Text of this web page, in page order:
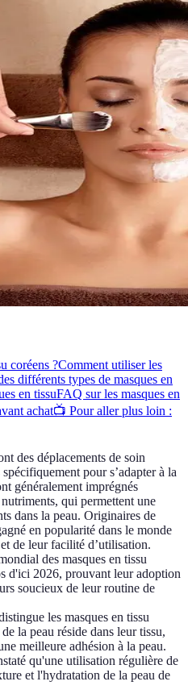
coréens ?Comment utiliser les
différents types de masques en
en tissuFAQ sur les masques en
achat📺 Pour aller plus loin :
des déplacements de soin
pour s’adapter à la
généralement imprégnés
nutriments, qui permettent une
dans la peau. Originaires de
en popularité dans le monde
de leur facilité d’utilisation.
des masques en tissu
d'ici 2026, prouvant leur adoption
soucieux de leur routine de
les masques en tissu
la peau réside dans leur tissu,
meilleure adhésion à la peau.
qu'une utilisation régulière de
et l'hydratation de la peau de